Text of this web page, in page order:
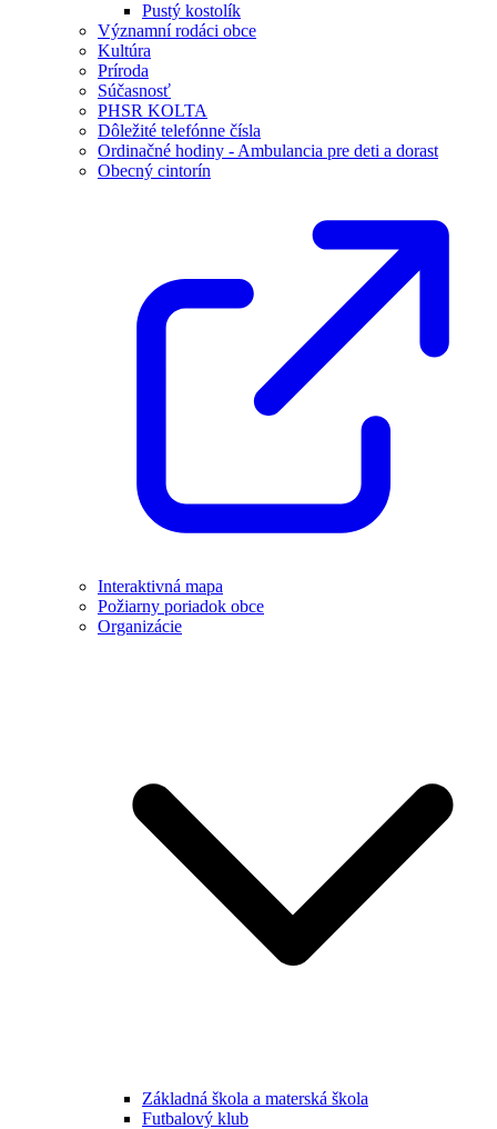
Pustý kostolík
Významní rodáci obce
Kultúra
Príroda
Súčasnosť
PHSR KOLTA
Dôležité telefónne čísla
Ordinačné hodiny - Ambulancia pre deti a dorast
Obecný cintorín
Interaktivná mapa
Požiarny poriadok obce
Organizácie
Základná škola a materská škola
Futbalový klub